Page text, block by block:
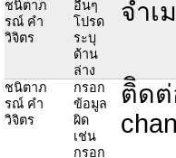
ชนิตาภ
รณ์ คำ
วิจิตร
อื่นๆ
โปรด
ระบุ
ด้าน
ล่าง
จำเ
ชนิตาภ
รณ์ คำ
วิจิตร
กรอก
ข้อมูล
ผิด
เช่น
กรอก
ติิด